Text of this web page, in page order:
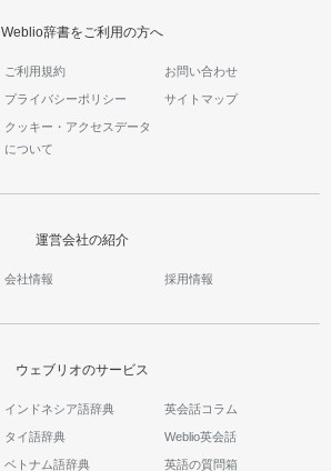
Weblio辞書をご利用の方へ
ご利用規約 お問い合わせ
プライバシーポリシー サイトマップ
クッキー・アクセスデータ
について
運営会社の紹介
会社情報 採用情報
ウェブリオのサービス
インドネシア語辞典
タイ語辞典
ベトナム語辞典
英会話コラム
Weblio英会話
英語の質問箱